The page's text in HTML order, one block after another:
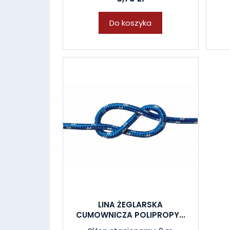
Do koszyka
LINA ŻEGLARSKA
CUMOWNICZA POLIPROPY...